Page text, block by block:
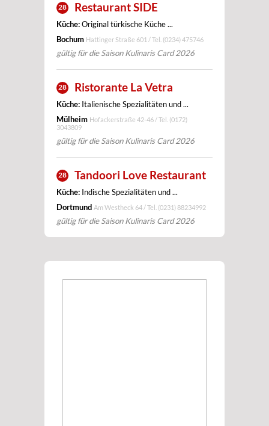
28 Restaurant SIDE
Küche:Original türkische Küche ...
Bochum Hattinger Straße 601 / Tel. (0234) 475746
gültig für die Saison Kulinaris Card 2026
28 Ristorante La Vetra
Küche: Italienische Spezialitäten und ...
Mülheim Hofackerstraße 42-46 / Tel. (0172)
3043809
gültig für die Saison Kulinaris Card 2026
28 Tandoori Love Restaurant
Küche: Indische Spezialitäten und ...
Dortmund Am Westheck 64 / Tel. (0231) 88234992
gültig für die Saison Kulinaris Card 2026